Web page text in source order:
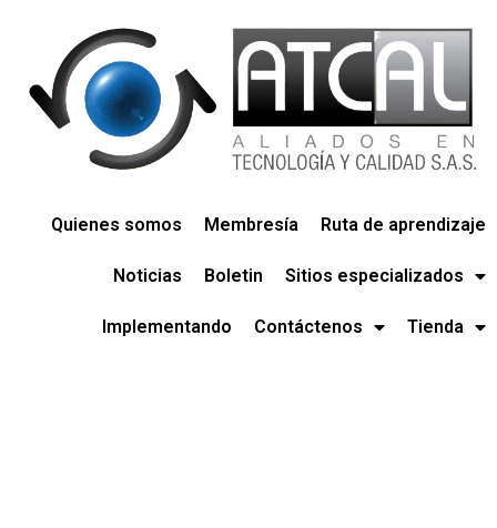
Quienes somos Membresía Ruta de aprendizaje
Noticias Boletin Sitios especializados
Implementando Contáctenos Tienda